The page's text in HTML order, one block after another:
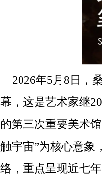
2026年5月8日，
幕，这是艺术家继
的第三次重要美术
触宇宙”为核心意象
络，重点呈现近七